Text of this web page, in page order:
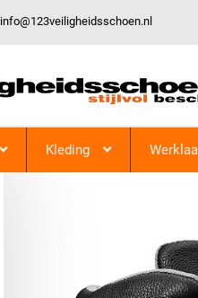
info@123veiligheidsschoen.nl
Kleding
123Veiligheidsschoen